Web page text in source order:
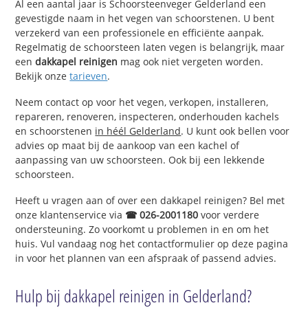
Al een aantal jaar is Schoorsteenveger Gelderland een
gevestigde naam in het vegen van schoorstenen. U bent
verzekerd van een professionele en efficiënte aanpak.
Regelmatig de schoorsteen laten vegen is belangrijk, maar
eendakkapel reinigen mag ook niet vergeten worden.
Bekijk onzetarieven.
Neem contact op voor het vegen, verkopen, installeren,
repareren, renoveren, inspecteren, onderhouden kachels
en schoorstenen in héél Gelderland. U kunt ook bellen voor
advies op maat bij de aankoop van een kachel of
aanpassing van uw schoorsteen. Ook bij een lekkende
schoorsteen.
Heeft u vragen aan of over een dakkapel reinigen? Bel met
onze klantenservice via ☎ 026-2001180 voor verdere
ondersteuning. Zo voorkomt u problemen in en om het
huis. Vul vandaag nog het contactformulier op deze pagina
in voor het plannen van een afspraak of passend advies.
Hulp bij dakkapel reinigen in Gelderland?